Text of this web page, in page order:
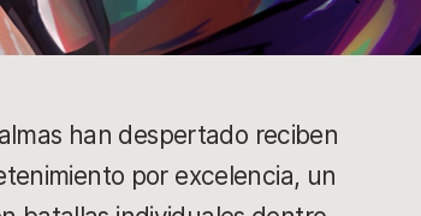
han despertado reciben
por excelencia, un